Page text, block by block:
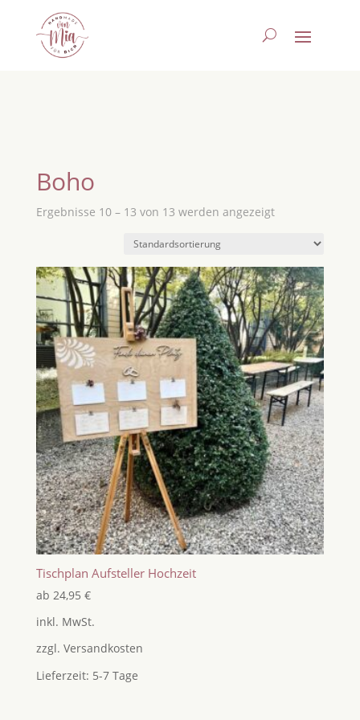
Boho
Ergebnisse 10 – 13 von 13 werden angezeigt
Tischplan Aufsteller Hochzeit
ab 24,95 €
inkl. MwSt.
zzgl. Versandkosten
Lieferzeit: 5-7 Tage